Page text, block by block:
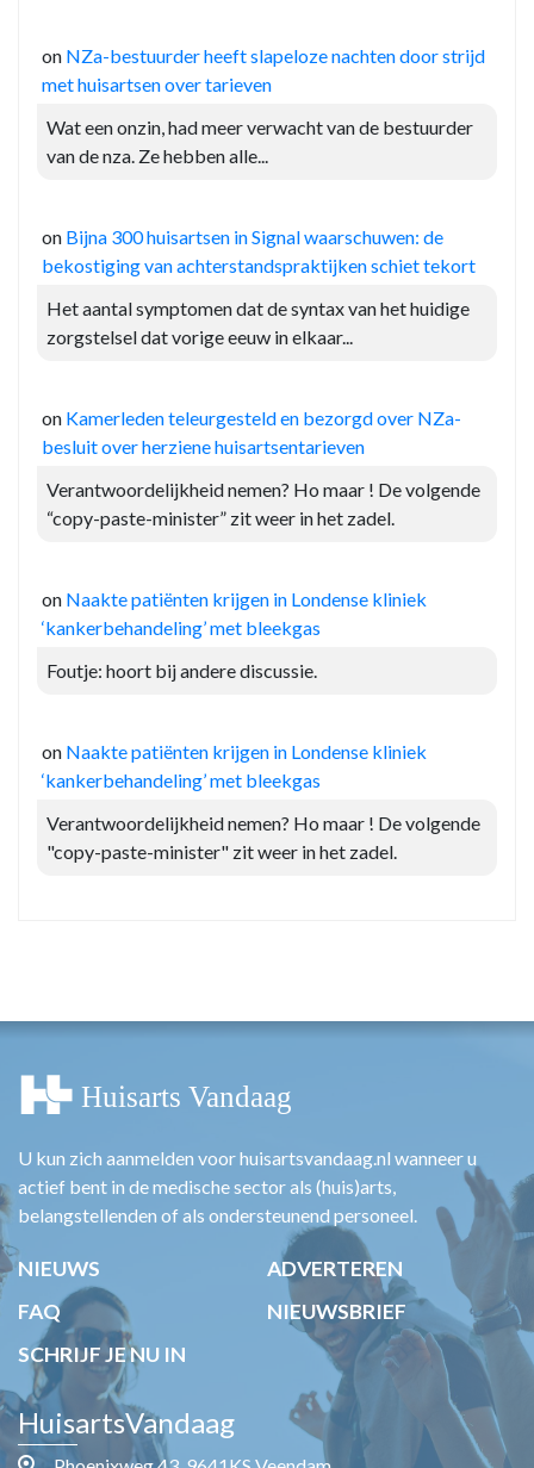
on NZa-bestuurder heeft slapeloze nachten door strijd
met huisartsen over tarieven
Wat een onzin, had meer verwacht van de bestuurder
van de nza. Ze hebben alle...
on Bijna 300 huisartsen in Signal waarschuwen: de
bekostiging van achterstandspraktijken schiet tekort
Het aantal symptomen dat de syntax van het huidige
zorgstelsel dat vorige eeuw in elkaar...
on Kamerleden teleurgesteld en bezorgd over NZa-
besluit over herziene huisartsentarieven
Verantwoordelijkheid nemen? Ho maar ! De volgende
“copy-paste-minister” zit weer in het zadel.
on Naakte patiënten krijgen in Londense kliniek
‘kankerbehandeling’ met bleekgas
Foutje: hoort bij andere discussie.
on Naakte patiënten krijgen in Londense kliniek
‘kankerbehandeling’ met bleekgas
Verantwoordelijkheid nemen? Ho maar ! De volgende
"copy-paste-minister" zit weer in het zadel.
U kun zich aanmelden voor huisartsvandaag.nl wanneer u
actief bent in de medische sector als (huis)arts,
belangstellenden of als ondersteunend personeel.
NIEUWS
ADVERTEREN
FAQ
NIEUWSBRIEF
SCHRIJF JE NU IN
HuisartsVandaag